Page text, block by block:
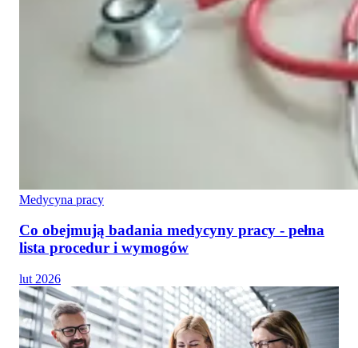
Medycyna pracy
Co obejmują badania medycyny pracy - pełna
lista procedur i wymogów
lut 2026